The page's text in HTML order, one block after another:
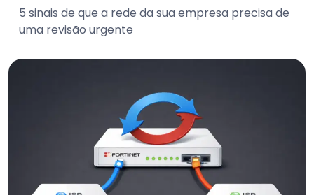
5 sinais de que a rede da sua empresa precisa de
uma revisão urgente